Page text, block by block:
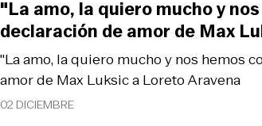
02 DICIEMBRE
"La amo, la quiero mucho y nos hemos
amor de Max Luksic a Loreto Aravena
"La amo, la quiero mucho y
declaración de amor de Max